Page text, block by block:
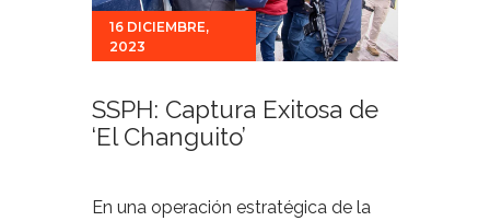
Para ti
Contacto
16 DICIEMBRE,
2023
SSPH: Captura Exitosa de
‘El Changuito’
En una operación estratégica de la